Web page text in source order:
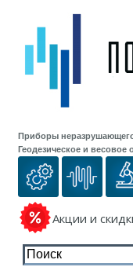
Приборы
Геодезическое и весовое
Акции и